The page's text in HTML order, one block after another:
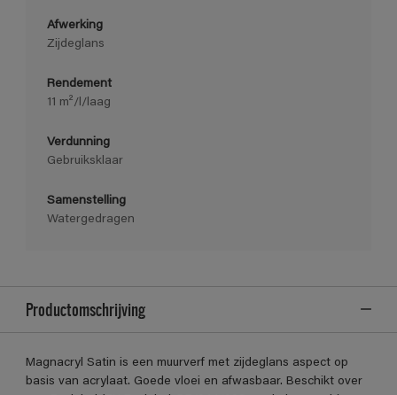
Afwerking
Zijdeglans
Rendement
11 m²/l/laag
Verdunning
Gebruiksklaar
Samenstelling
Watergedragen
Productomschrijving
Magnacryl Satin is een muurverf met zijdeglans aspect op
basis van acrylaat. Goede vloei en afwasbaar. Beschikt over